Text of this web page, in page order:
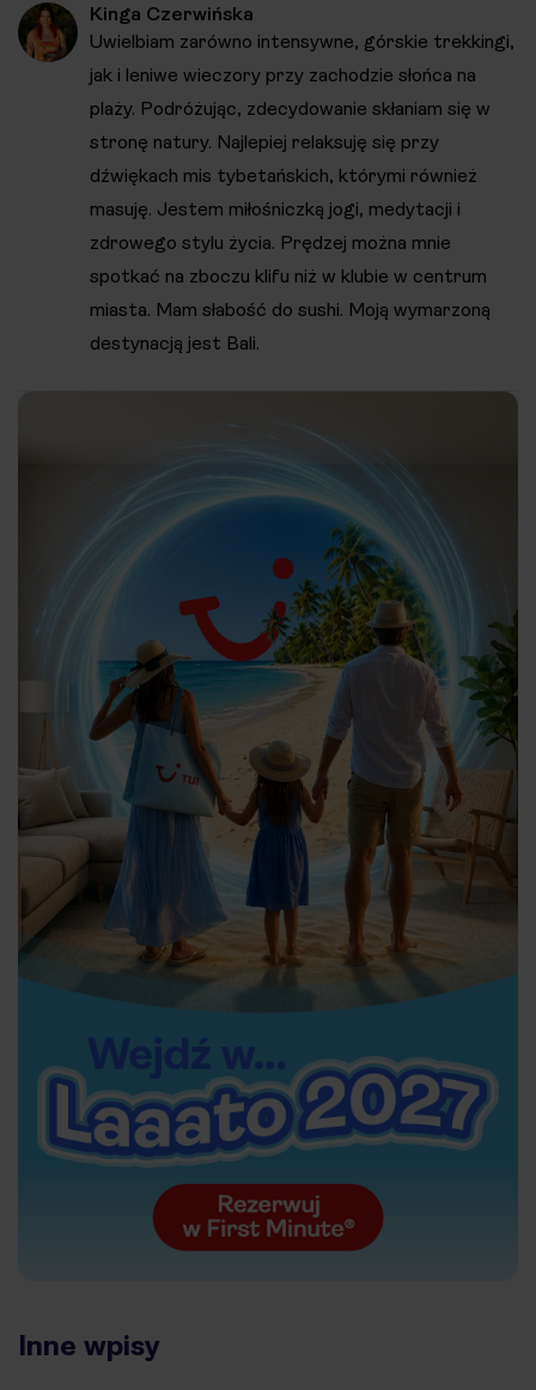
Kinga Czerwińska
Uwielbiam zarówno intensywne, górskie trekkingi,
jak i leniwe wieczory przy zachodzie słońca na
plaży. Podróżując, zdecydowanie skłaniam się w
stronę natury. Najlepiej relaksuję się przy
dźwiękach mis tybetańskich, którymi również
masuję. Jestem miłośniczką jogi, medytacji i
zdrowego stylu życia. Prędzej można mnie
spotkać na zboczu klifu niż w klubie w centrum
miasta. Mam słabość do sushi. Moją wymarzoną
destynacją jest Bali.
Inne wpisy